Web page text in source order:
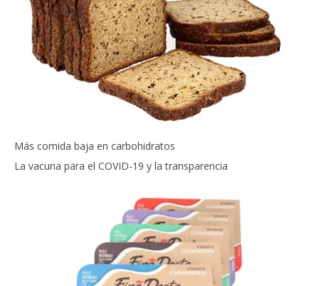
Más comida baja en carbohidratos
La vacuna para el COVID-19 y la transparencia